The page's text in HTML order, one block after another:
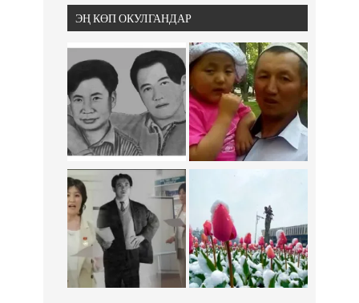
ЭҢ КӨП ОКУЛГАНДАР